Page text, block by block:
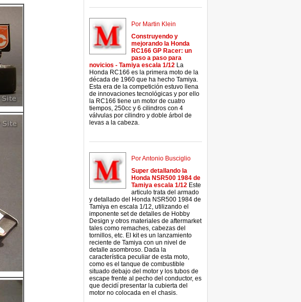
Por Martin Klein
Construyendo y
mejorando la Honda
RC166 GP Racer: un
paso a paso para
novicios - Tamiya escala 1/12 La
Honda RC166 es la primera moto de la
década de 1960 que ha hecho Tamiya.
Esta era de la competición estuvo llena
de innovaciones tecnológicas y por ello
la RC166 tiene un motor de cuatro
tiempos, 250cc y 6 cilindros con 4
válvulas por cilindro y doble árbol de
levas a la cabeza.
Por Antonio Busciglio
Super detallando la
Honda NSR500 1984 de
Tamiya escala 1/12 Este
articulo trata del armado
y detallado del Honda NSR500 1984 de
Tamiya en escala 1/12, utilizando el
imponente set de detalles de Hobby
Design y otros materiales de aftermarket
tales como remaches, cabezas del
tornillos, etc. El kit es un lanzamiento
reciente de Tamiya con un nivel de
detalle asombroso. Dada la
característica peculiar de esta moto,
como es el tanque de combustible
situado debajo del motor y los tubos de
escape frente al pecho del conductor, es
que decidí presentar la cubierta del
motor no colocada en el chasis.